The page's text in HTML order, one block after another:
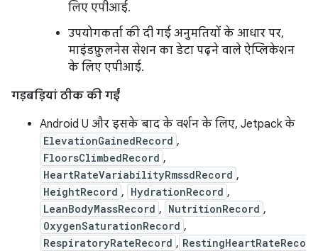
लिए एपीआई.
उपयोगकर्ता की दी गई अनुमतियों के आधार पर,
माइंडफ़ुलनेस सेशन का डेटा पढ़ने वाले ऐप्लिकेशन
के लिए एपीआई.
गड़बड़ियां ठीक की गईं
Android U और इसके बाद के वर्शन के लिए, Jetpack के
ElevationGainedRecord ,
FloorsClimbedRecord ,
HeartRateVariabilityRmssdRecord ,
HeightRecord , HydrationRecord ,
LeanBodyMassRecord , NutritionRecord ,
OxygenSaturationRecord ,
RespiratoryRateRecord , RestingHeartRateReco